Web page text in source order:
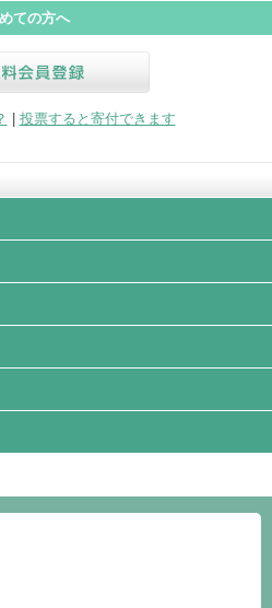
ての方へ
投票すると寄付できます